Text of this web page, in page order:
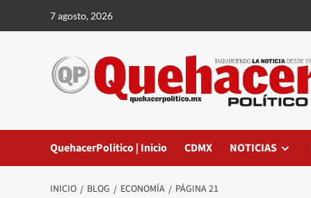
7 agosto, 2026
QuehacerPolitico | Inicio CDMX NOTICIAS
INICIO BLOG ECONOMÍA PÁGINA 21